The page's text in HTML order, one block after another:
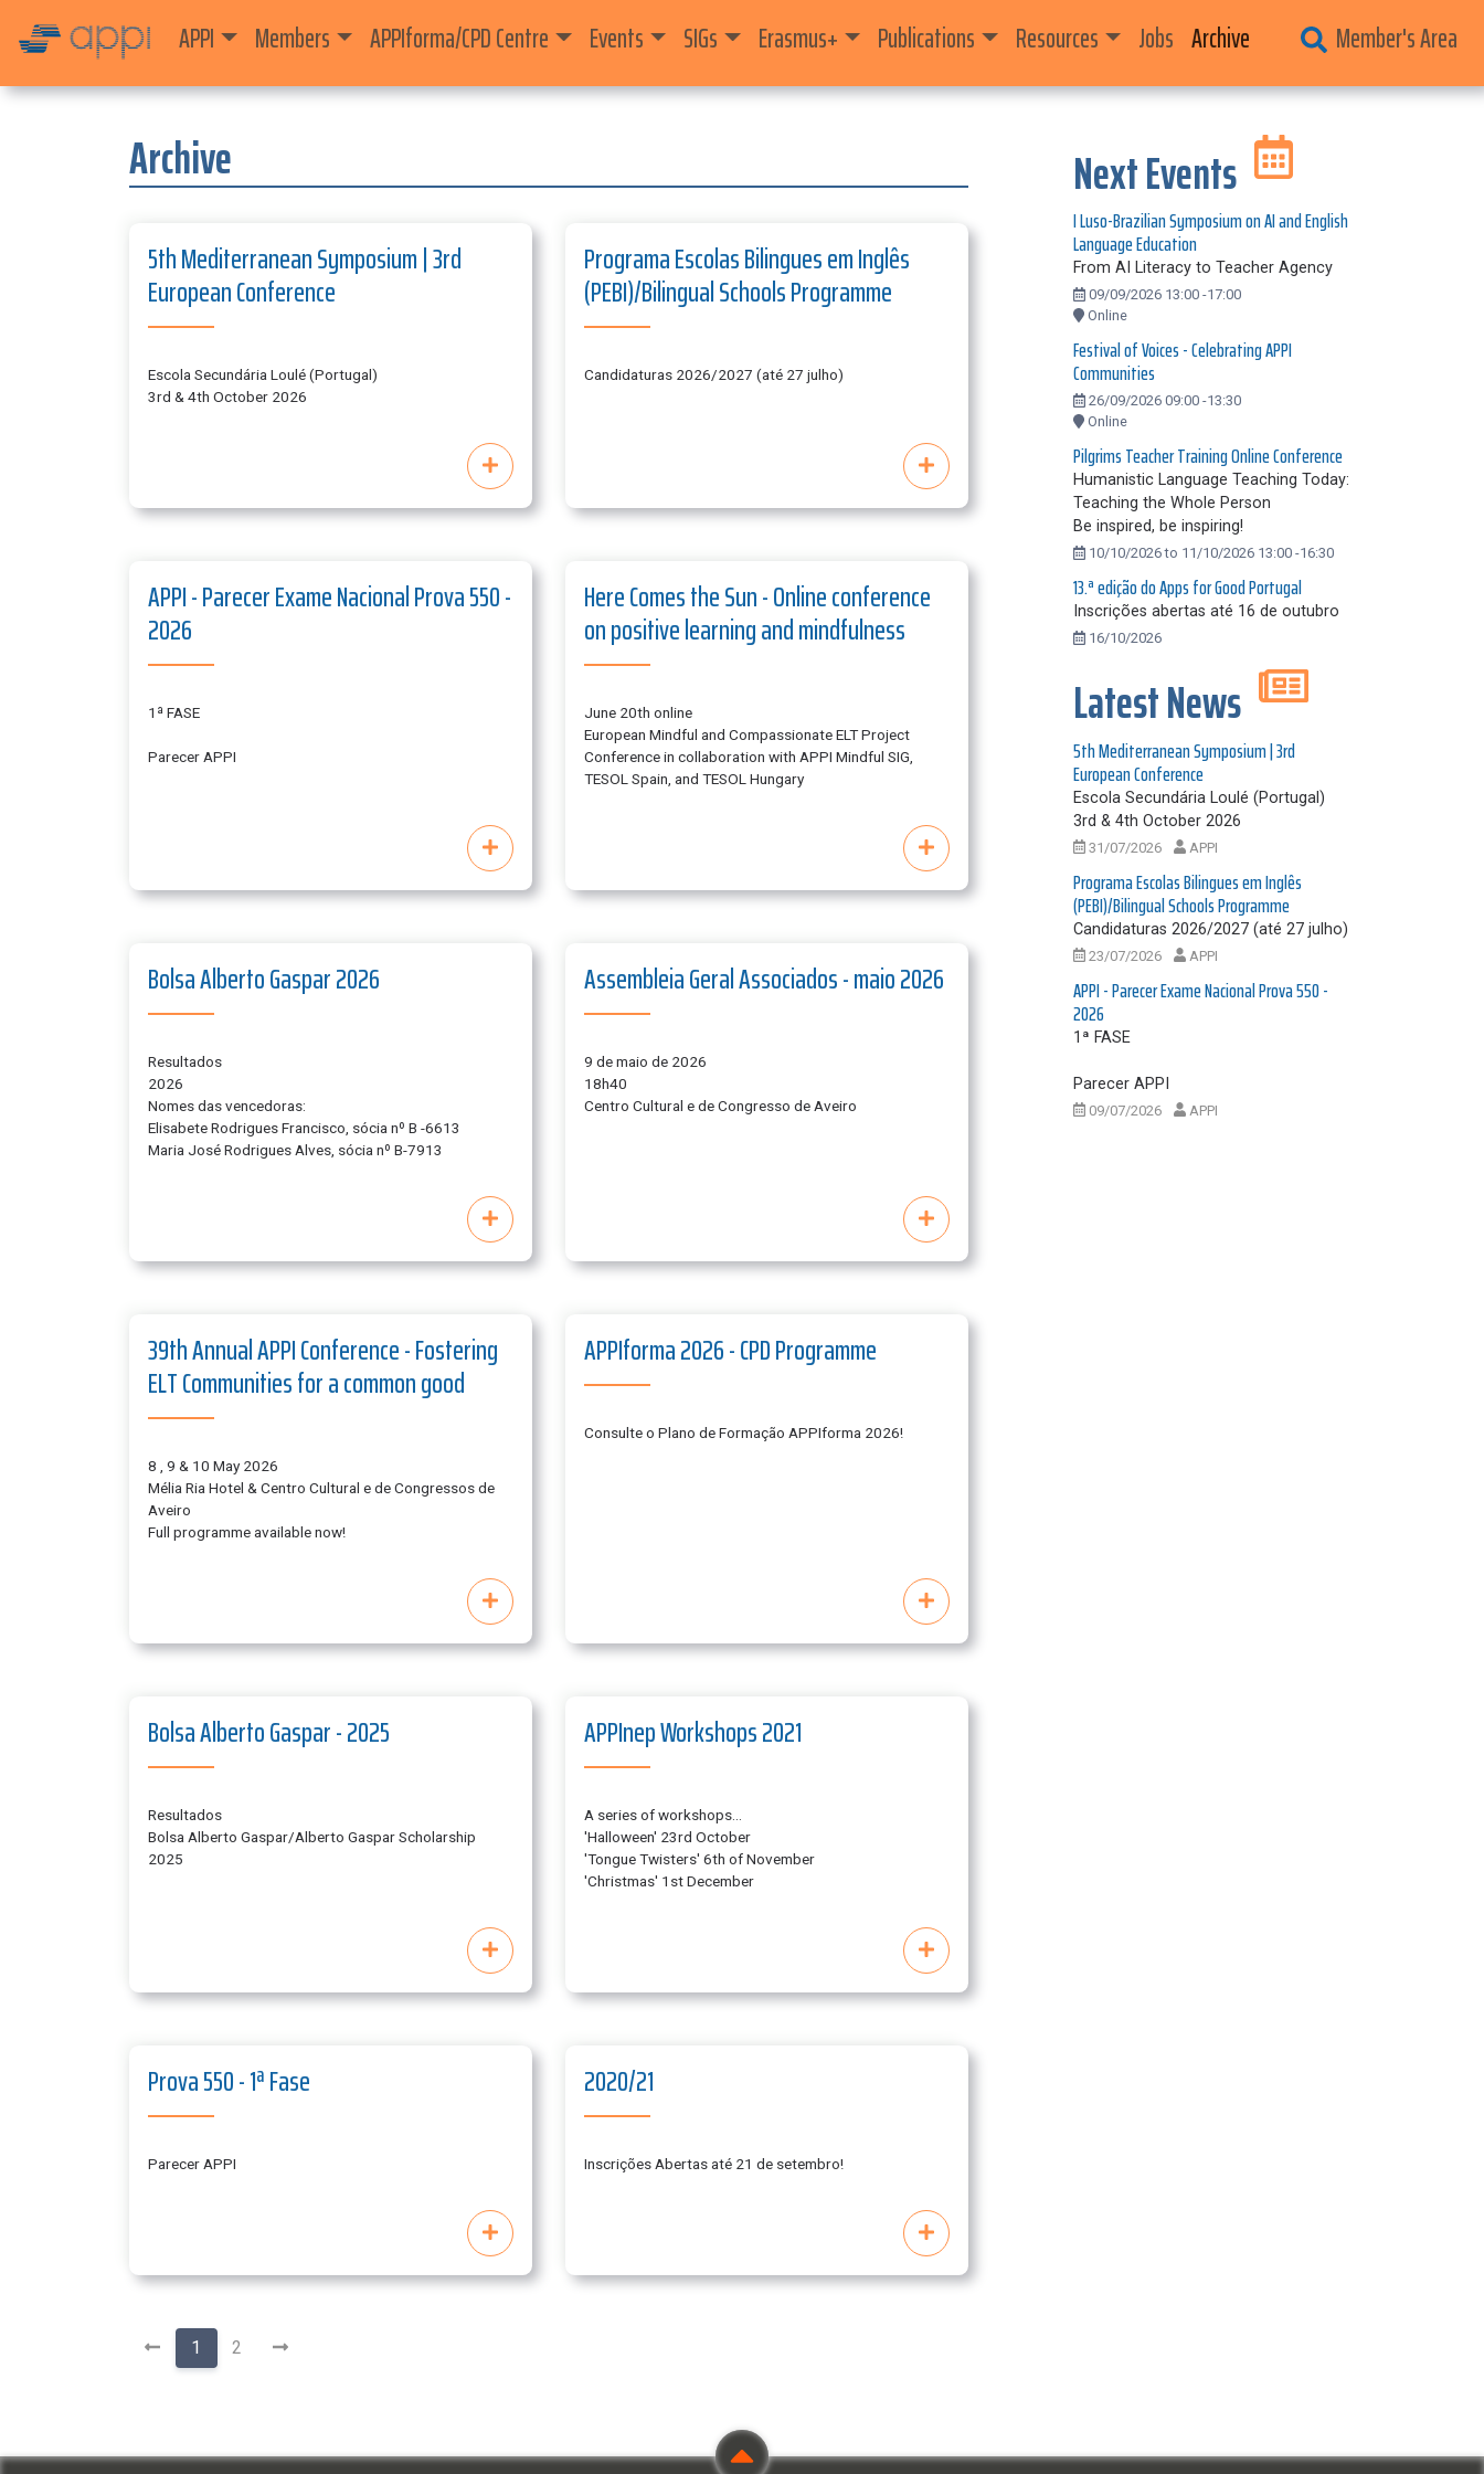
APPI Members APPIforma/CPD Centre Events SIGs Erasmus+ Publications Resources Jobs Archive Member's Area
Archive
5th Mediterranean Symposium | 3rd
European Conference
Escola Secundária Loulé (Portugal)
3rd & 4th October 2026
Programa Escolas Bilingues em Inglês
(PEBI)/Bilingual Schools Programme
Candidaturas 2026/2027 (até 27 julho)
APPI - Parecer Exame Nacional Prova 550 -
2026
1ª FASE
Parecer APPI
Here Comes the Sun - Online conference
on positive learning and mindfulness
June 20th online
European Mindful and Compassionate ELT Project
Conference in collaboration with APPI Mindful SIG,
TESOL Spain, and TESOL Hungary
Bolsa Alberto Gaspar 2026
Resultados
2026
Nomes das vencedoras:
Elisabete Rodrigues Francisco, sócia nº B -6613
Maria José Rodrigues Alves, sócia nº B-7913
Assembleia Geral Associados - maio 2026
9 de maio de 2026
18h40
Centro Cultural e de Congresso de Aveiro
39th Annual APPI Conference - Fostering
ELT Communities for a common good
8 , 9 & 10 May 2026
Mélia Ria Hotel & Centro Cultural e de Congressos de
Aveiro
Full programme available now!
APPIforma 2026 - CPD Programme
Consulte o Plano de Formação APPIforma 2026!
Bolsa Alberto Gaspar - 2025
Resultados
Bolsa Alberto Gaspar/Alberto Gaspar Scholarship
2025
APPInep Workshops 2021
A series of workshops...
'Halloween' 23rd October
'Tongue Twisters' 6th of November
'Christmas' 1st December
Prova 550 - 1ª Fase
Parecer APPI
2020/21
Inscrições Abertas até 21 de setembro!
1 2
Next Events
I Luso-Brazilian Symposium on AI and English
Language Education
From AI Literacy to Teacher Agency
09/09/2026 13:00 -17:00
Online
Festival of Voices - Celebrating APPI
Communities
26/09/2026 09:00 -13:30
Online
Pilgrims Teacher Training Online Conference
Humanistic Language Teaching Today:
Teaching the Whole Person
Be inspired, be inspiring!
10/10/2026 to 11/10/2026 13:00 -16:30
13.ª edição do Apps for Good Portugal
Inscrições abertas até 16 de outubro
16/10/2026
Latest News
5th Mediterranean Symposium | 3rd
European Conference
Escola Secundária Loulé (Portugal)
3rd & 4th October 2026
31/07/2026 APPI
Programa Escolas Bilingues em Inglês
(PEBI)/Bilingual Schools Programme
Candidaturas 2026/2027 (até 27 julho)
23/07/2026 APPI
APPI - Parecer Exame Nacional Prova 550 -
2026
1ª FASE
Parecer APPI
09/07/2026 APPI